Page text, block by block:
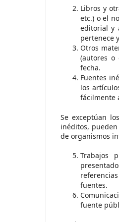
Libros y
etc.) o el
editorial y
pertenece
Otros
(autores o
fecha.
Fuentes
los
fácilmente
Se exceptúan
inéditos,
de organismos
Trabajos
fuentes.
fuente